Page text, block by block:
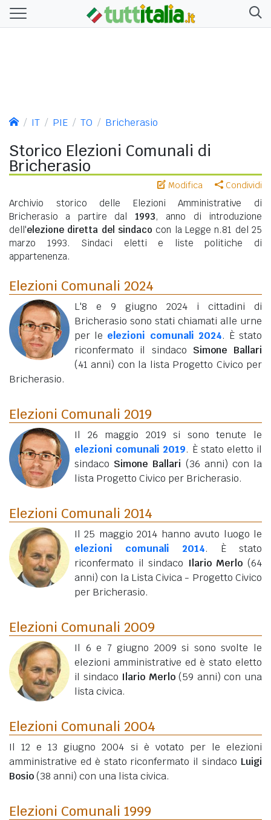
IT PIE TO Bricherasio
Storico Elezioni Comunali di
Bricherasio
Modifica Condividi
Archivio storico delle Elezioni Amministrative di
Bricherasio a partire dal 1993, anno di introduzione
dell'elezione diretta del sindaco con la Legge n.81 del 25
marzo 1993. Sindaci eletti e liste politiche di
appartenenza.
Elezioni Comunali 2024
L'8 e 9 giugno 2024 i cittadini di
Bricherasio sono stati chiamati alle urne
per le elezioni comunali 2024. È stato
riconfermato il sindaco Simone Ballari
(41 anni) con la lista Progetto Civico per
Bricherasio.
Elezioni Comunali 2019
Il 26 maggio 2019 si sono tenute le
elezioni comunali 2019. È stato eletto il
sindaco Simone Ballari (36 anni) con la
lista Progetto Civico per Bricherasio.
Elezioni Comunali 2014
Il 25 maggio 2014 hanno avuto luogo le
elezioni comunali 2014. È stato
riconfermato il sindaco Ilario Merlo (64
anni) con la Lista Civica - Progetto Civico
per Bricherasio.
Elezioni Comunali 2009
Il 6 e 7 giugno 2009 si sono svolte le
elezioni amministrative ed è stato eletto
il sindaco Ilario Merlo (59 anni) con una
lista civica.
Elezioni Comunali 2004
Il 12 e 13 giugno 2004 si è votato per le elezioni
amministrative ed è stato riconfermato il sindaco Luigi
Bosio(38 anni) con una lista civica.
Elezioni Comunali 1999